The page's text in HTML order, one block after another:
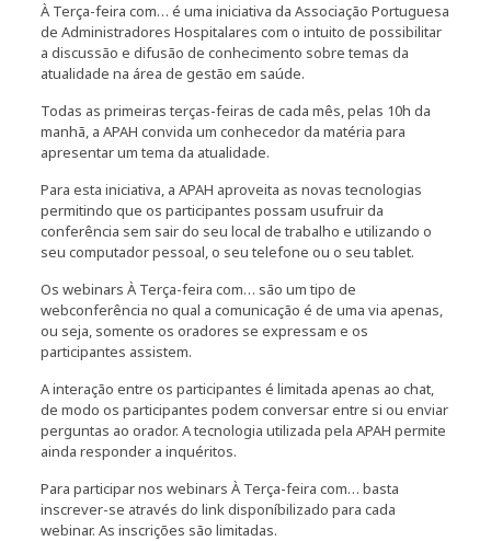
À Terça-feira com… é uma iniciativa da Associação Portuguesa
de Administradores Hospitalares com o intuito de possibilitar
a discussão e difusão de conhecimento sobre temas da
atualidade na área de gestão em saúde.
Todas as primeiras terças-feiras de cada mês, pelas 10h da
manhã, a APAH convida um conhecedor da matéria para
apresentar um tema da atualidade.
Para esta iniciativa, a APAH aproveita as novas tecnologias
permitindo que os participantes possam usufruir da
conferência sem sair do seu local de trabalho e utilizando o
seu computador pessoal, o seu telefone ou o seu tablet.
Os webinars À Terça-feira com… são um tipo de
webconferência no qual a comunicação é de uma via apenas,
ou seja, somente os oradores se expressam e os
participantes assistem.
A interação entre os participantes é limitada apenas ao chat,
de modo os participantes podem conversar entre si ou enviar
perguntas ao orador. A tecnologia utilizada pela APAH permite
ainda responder a inquéritos.
Para participar nos webinars À Terça-feira com… basta
inscrever-se através do link disponíbilizado para cada
webinar. As inscrições são limitadas.